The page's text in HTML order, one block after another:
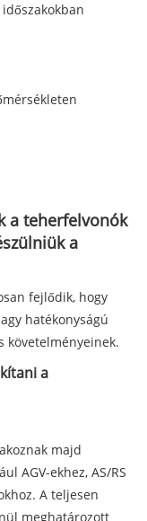
a teherfelvonók
a
fejlődik, hogy
hatékonyságú
követelményeinek.
a
majd
AGV-ekhez, AS/RS
A teljesen
meghatározott